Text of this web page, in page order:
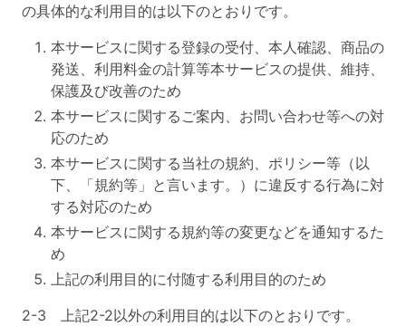
の具体的な利用目的は以下のとおりです。
本サービスに関する登録の受付、本人確認、商品の
発送、利用料金の計算等本サービスの提供、維持、
保護及び改善のため
本サービスに関するご案内、お問い合わせ等への対
応のため
本サービスに関する当社の規約、ポリシー等（以
下、「規約等」と言います。）に違反する行為に対
する対応のため
本サービスに関する規約等の変更などを通知するた
め
上記の利用目的に付随する利用目的のため
2-3 上記2-2以外の利用目的は以下のとおりです。